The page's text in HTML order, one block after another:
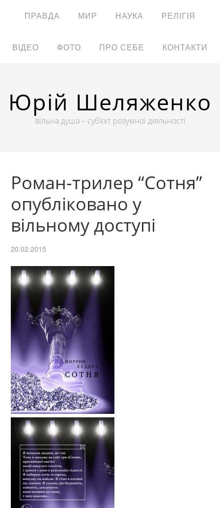
ПРАВДА МИР НАУКА РЕЛІГІЯ
ВІДЕО ФОТО ПРО СЕБЕ КОНТАКТИ
Юрій Шеляженко
вільна душа – суб’єкт розумної діяльності
Роман-трилер “Сотня”
опубліковано у
вільному доступі
20.02.2015